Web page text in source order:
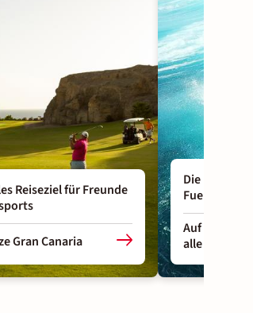
Reiseziel für Freunde
Gran Canaria
Die besten
Auf
alle Top-